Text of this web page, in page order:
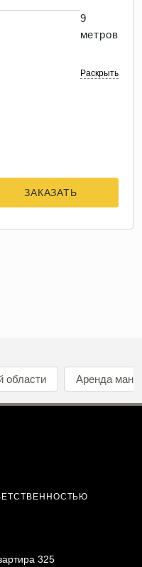
9
метров
Раскрыть
ЗАКАЗАТЬ
области Аренда
325